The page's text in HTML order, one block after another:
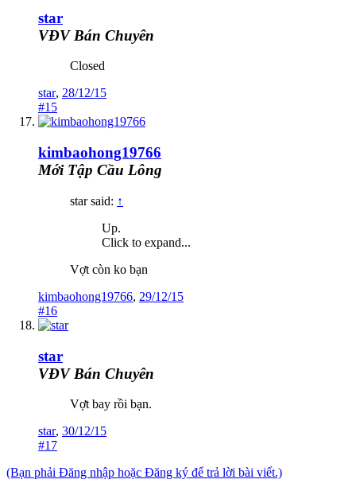
star
VĐV Bán Chuyên
Closed
star, 28/12/15
#15
kimbaohong19766
Mới Tập Cầu Lông
star said: ↑
Up.
Click to expand...
Vợt còn ko bạn
kimbaohong19766, 29/12/15
#16
star
VĐV Bán Chuyên
Vợt bay rồi bạn.
star, 30/12/15
#17
(Bạn phải Đăng nhập hoặc Đăng ký để trả lời bài viết.)